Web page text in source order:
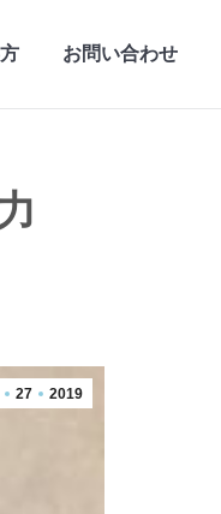
お問い合わせ
27 2019